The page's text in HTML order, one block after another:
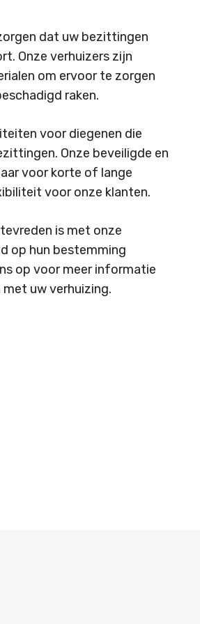
dat uw bezittingen
Onze verhuizers zijn
om ervoor te zorgen
raken.
voor diegenen die
Onze beveiligde en
voor korte of lange
voor onze klanten.
is met onze
op hun bestemming
op voor meer informatie
uw verhuizing.